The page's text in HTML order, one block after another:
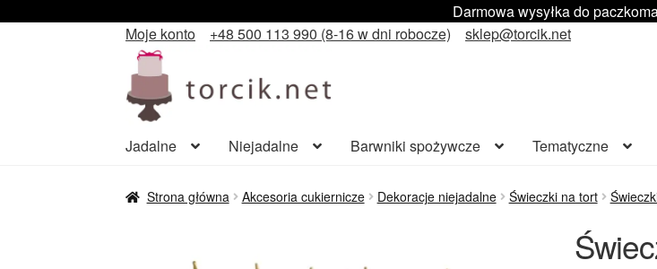
Darmowa wysyłka do
Moje konto
+48 500 113 990 (8-16 w dni robocze) sklep@torcik.net
Przejdź
do
nawigacji
Przejdź
do
treści
Jadalne Niejadalne Barwniki spożywcze Tematyczne
Strona główna Akcesoria cukiernicze Dekoracje niejadalne Świeczki na tort